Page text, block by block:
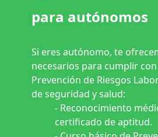
para autónomos
Si eres autónomo, te
necesarios para cumplir con
Prevención de Riesgos
de seguridad y salud:
- Reconocimiento
certificado de aptitud.